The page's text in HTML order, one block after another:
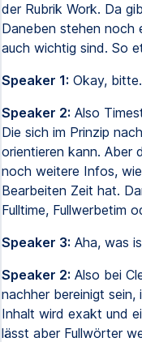
der Rubrik Work. Da
Daneben stehen noch
auch wichtig sind. So
Speaker 1: Okay, bitte.
Speaker 2: Also
Die sich im Prinzip
orientieren kann. Aber
noch weitere Infos,
Bearbeiten Zeit hat.
Fulltime, Fullwerbetim
Speaker 3: Aha, was
Speaker 2: Also bei
nachher bereinigt sein,
Inhalt wird exakt und
lässt aber Fullwörter